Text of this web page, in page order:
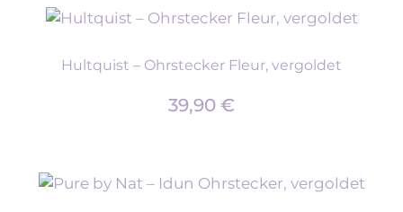
Hultquist – Ohrstecker Fleur, vergoldet
39,90 €